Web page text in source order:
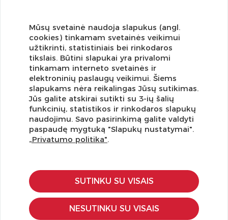
Užsisakykite naujienlaiškį ir pirmi gaukite geriausius
pasiūlymus!
KLIENTŲ APTARNAVIMAS
Pirkimo – pardavimo taisyklės
Pristatymas ir grąžinimas
Mūsų svetainė naudoja slapukus (angl.
cookies) tinkamam svetainės veikimui
užtikrinti, statistiniais bei rinkodaros
tikslais. Būtini slapukai yra privalomi
tinkamam interneto svetainės ir
elektroninių paslaugų veikimui. Šiems
slapukams nėra reikalingas Jūsų sutikimas.
Jūs galite atskirai sutikti su 3-ių šalių
funkcinių, statistikos ir rinkodaros slapukų
naudojimu. Savo pasirinkimą galite valdyti
paspaudę mygtuką "Slapukų nustatymai".
„Privatumo politika".
SUTINKU SU VISAIS
NESUTINKU SU VISAIS